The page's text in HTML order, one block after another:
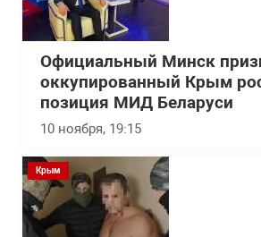
Официальный Минск
оккупированный Крым
позиция МИД Беларуси
10 ноября, 19:15
Крым